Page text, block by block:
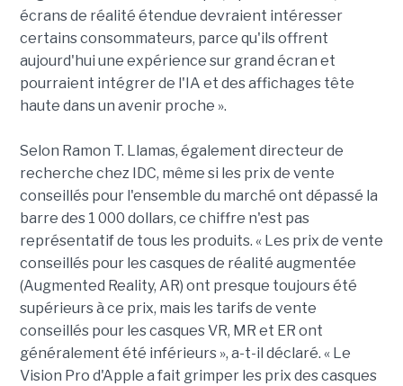
écrans de réalité étendue devraient intéresser
certains consommateurs, parce qu'ils offrent
aujourd'hui une expérience sur grand écran et
pourraient intégrer de l'IA et des affichages tête
haute dans un avenir proche ».
Selon Ramon T. Llamas, également directeur de
recherche chez IDC, même si les prix de vente
conseillés pour l'ensemble du marché ont dépassé la
barre des 1 000 dollars, ce chiffre n'est pas
représentatif de tous les produits. « Les prix de vente
conseillés pour les casques de réalité augmentée
(Augmented Reality, AR) ont presque toujours été
supérieurs à ce prix, mais les tarifs de vente
conseillés pour les casques VR, MR et ER ont
généralement été inférieurs », a-t-il déclaré. « Le
Vision Pro d'Apple a fait grimper les prix des casques